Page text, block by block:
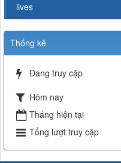
lives
Thống kê
Đang truy cập
Hôm nay
Tháng hiện tại
Tổng lượt truy cập